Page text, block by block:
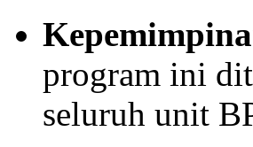
program ini
seluruh unit